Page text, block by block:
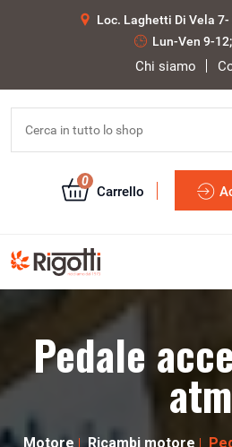
Loc. Laghetti Di Vela
Lun-Ven 9-
Chi siamo
0
Carrello
Pedale
atm
Motore Ricambi motore